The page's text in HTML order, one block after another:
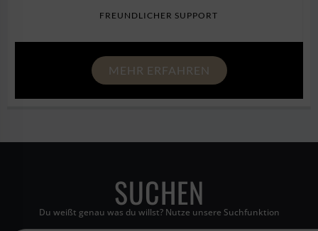
FREUNDLICHER SUPPORT
MEHR ERFAHREN
SUCHEN
Du weißt genau was du willst? Nutze unsere Suchfunktion